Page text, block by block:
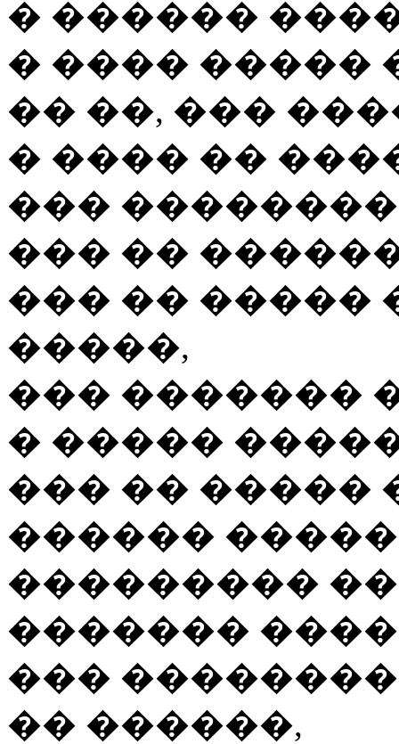
� ������
� ���� �����
�� ��, ���
� ���� ��
���
��� ��
��� �� �����
�����,
��� �������
� �����
��� �� �����
������
���������
�������
���
�� ������,